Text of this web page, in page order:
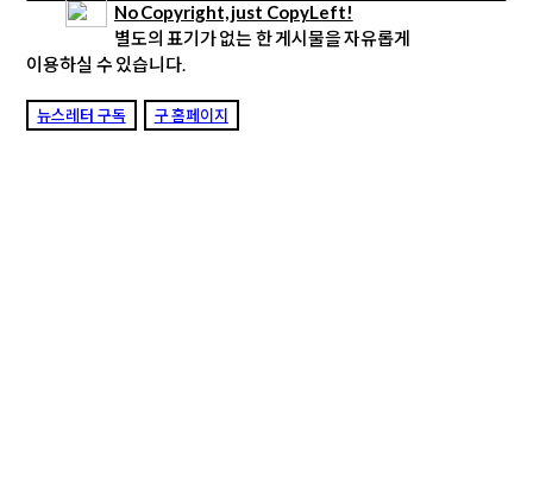
No Copyright, just CopyLeft!
별도의 표기가 없는 한 게시물을 자유롭게
이용하실 수 있습니다.
뉴스레터 구독 구 홈페이지